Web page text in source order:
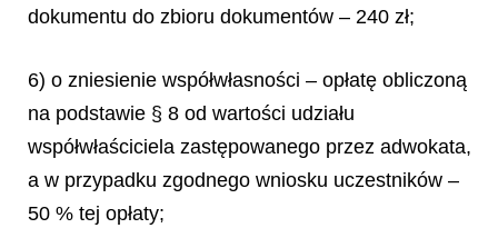
dokumentu do zbioru dokumentów – 240 zł;
6) o zniesienie współwłasności – opłatę obliczoną
na podstawie § 8 od wartości udziału
współwłaściciela zastępowanego przez adwokata,
a w przypadku zgodnego wniosku uczestników –
50 % tej opłaty;